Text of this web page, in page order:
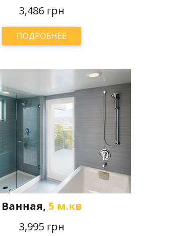
3,486 грн
ПОДРОБНЕЕ
Ванная, 5 м.кв
3,995 грн